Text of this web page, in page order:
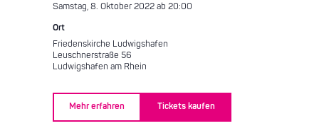
Samstag, 8. Oktober 2022 ab 20:00
Ort
Friedenskirche Ludwigshafen
Leuschnerstraße 56
Ludwigshafen am Rhein
Mehr erfahren Tickets kaufen